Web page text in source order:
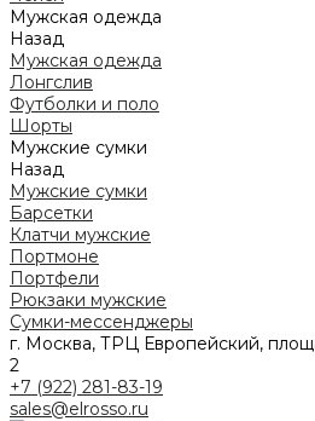
Мужская одежда
Назад
Мужская одежда
Лонгслив
Футболки и поло
Шорты
Мужские сумки
Назад
Мужские сумки
Барсетки
Клатчи мужские
Портмоне
Портфели
Рюкзаки мужские
Сумки-мессенджеры
г. Москва, ТРЦ Европейский,
2
+7 (922) 281-83-19
sales@elrosso.ru